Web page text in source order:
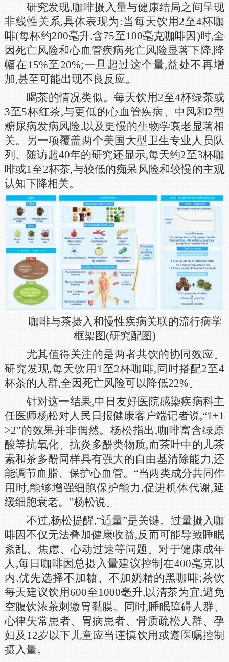
研究发现,咖啡摄入量与健康结局之间呈现
非线性关系,具体表现为:当每天饮用2至4杯咖
啡(每杯约200毫升,含75至100毫克咖啡因)时,全
因死亡风险和心血管疾病死亡风险显著下降,降
幅在15%至20%;一旦超过这个量,益处不再增
加,甚至可能出现不良反应。
喝茶的情况类似。每天饮用2至4杯绿茶或
3至5杯红茶,与更低的心血管疾病、中风和2型
糖尿病发病风险,以及更慢的生物学衰老显著相
关。另一项覆盖两个美国大型卫生专业人员队
列、随访超40年的研究还显示,每天约2至3杯咖
啡或1至2杯茶,与较低的痴呆风险和较慢的主观
认知下降相关。
咖啡与茶摄入和慢性疾病关联的流行病学
框架图(研究配图)
尤其值得关注的是两者共饮的协同效应。
研究发现,每天饮用1至2杯咖啡,同时搭配2至4
杯茶的人群,全因死亡风险可以降低22%。
针对这一结果,中日友好医院感染疾病科主
任医师杨松对人民日报健康客户端记者说,“1+1
>2”的效果并非偶然。杨松指出,咖啡富含绿原
酸等抗氧化、抗炎多酚类物质,而茶叶中的儿茶
素和茶多酚同样具有强大的自由基清除能力,还
能调节血脂、保护心血管。“当两类成分共同作
用时,能够增强细胞保护能力,促进机体代谢,延
缓细胞衰老。”杨松说。
不过,杨松提醒,“适量”是关键。过量摄入咖
啡因不仅无法叠加健康收益,反而可能导致睡眠
紊乱、焦虑、心动过速等问题。对于健康成年
人,每日咖啡因总摄入量建议控制在400毫克以
内,优先选择不加糖、不加奶精的黑咖啡;茶饮
每天建议饮用600至1000毫升,以清茶为宜,避免
空腹饮浓茶刺激胃黏膜。同时,睡眠障碍人群、
心律失常患者、胃病患者、骨质疏松人群、孕
妇及12岁以下儿童应当谨慎饮用或遵医嘱控制
摄入量。